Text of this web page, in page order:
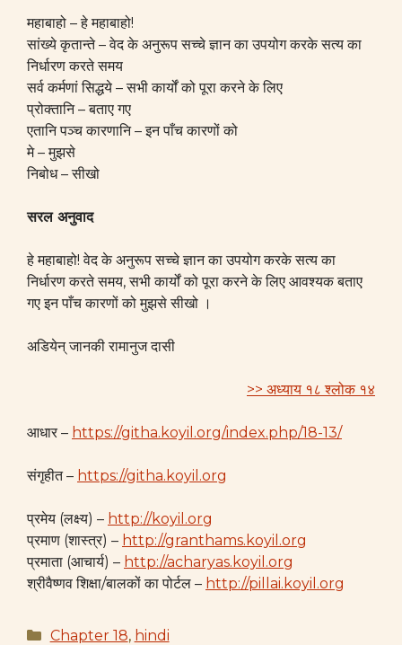
महाबाहो – हे महाबाहो!
सांख्ये कृतान्ते – वेद के अनुरूप सच्चे ज्ञान का उपयोग करके सत्य का
निर्धारण करते समय
सर्व कर्मणां सिद्धये – सभी कार्यों को पूरा करने के लिए
प्रोक्तानि – बताए गए
एतानि पञ्च कारणानि – इन पाँच कारणों को
मे – मुझसे
निबोध – सीखो
सरल अनुवाद
हे महाबाहो! वेद के अनुरूप सच्चे ज्ञान का उपयोग करके सत्य का
निर्धारण करते समय, सभी कार्यों को पूरा करने के लिए आवश्यक बताए
गए इन पाँच कारणों को मुझसे सीखो ।
अडियेन् जानकी रामानुज दासी
>> अध्याय १८ श्लोक १४
आधार – https://githa.koyil.org/index.php/18-13/
संगृहीत – https://githa.koyil.org
प्रमेय (लक्ष्य) – http://koyil.org
प्रमाण (शास्त्र) – http://granthams.koyil.org
प्रमाता (आचार्य) – http://acharyas.koyil.org
श्रीवैष्णव शिक्षा/बालकों का पोर्टल – http://pillai.koyil.org
Categories
Chapter 18, hindi